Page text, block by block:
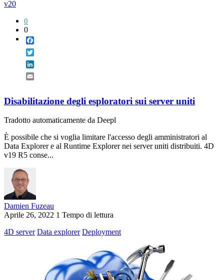
v20
0
0
Disabilitazione degli esploratori sui server uniti
Tradotto automaticamente da Deepl
È possibile che si voglia limitare l'accesso degli amministratori al
Data Explorer e al Runtime Explorer nei server uniti distribuiti. 4D
v19 R5 conse...
Damien Fuzeau
Aprile 26, 2022 1 Tempo di lettura
4D server Data explorer Deployment